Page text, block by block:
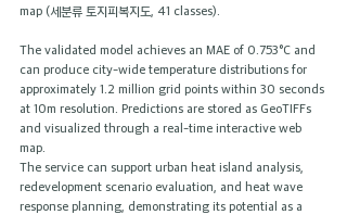
map (세분류 토지피복지도, 41 classes).
The validated model achieves an MAE of 0.753°C and
can produce city-wide temperature distributions for
approximately 1.2 million grid points within 30 seconds
at 10m resolution. Predictions are stored as GeoTIFFs
and visualized through a real-time interactive web
map.
The service can support urban heat island analysis,
redevelopment scenario evaluation, and heat wave
response planning, demonstrating its potential as a